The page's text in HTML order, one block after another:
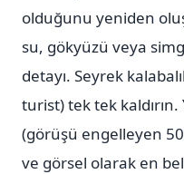
olduğunu yeniden
su, gökyüzü veya
detayı. Seyrek
turist) tek tek
(görüşü engelleyen
ve görsel olarak en